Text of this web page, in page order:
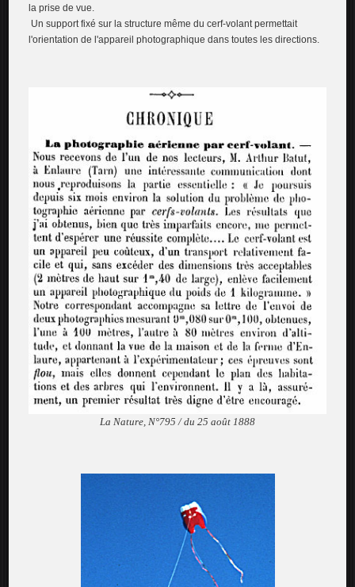
la prise de vue.
Un support fixé sur la structure même du cerf-volant permettait
l'orientation de l'appareil photographique dans toutes les directions.
La Nature, N°795 / du 25 août 1888